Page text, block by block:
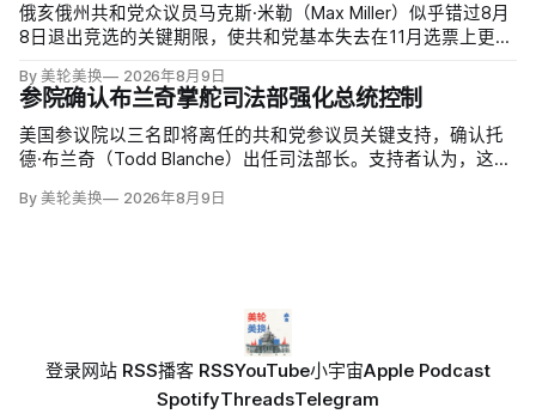
俄亥俄州共和党众议员马克斯·米勒（Max Miller）似乎错过8月
8日退出竞选的关键期限，使共和党基本失去在11月选票上更换
Moreno）指控家暴并予以否认，众院道德委员会同时调查他是
否涉及家庭暴力、虐待或非法用药。
By 美轮美换 2026年8月9日
参院确认布兰奇掌舵司法部强化总统控制
美国参议院以三名即将离任的共和党参议员关键支持，确认托
德·布兰奇（Todd Blanche）出任司法部长。支持者认为，这位
冲动；
By 美轮美换 2026年8月9日
登录网站 RSS播客 RSSYouTube小宇宙Apple Podcast
SpotifyThreadsTelegram